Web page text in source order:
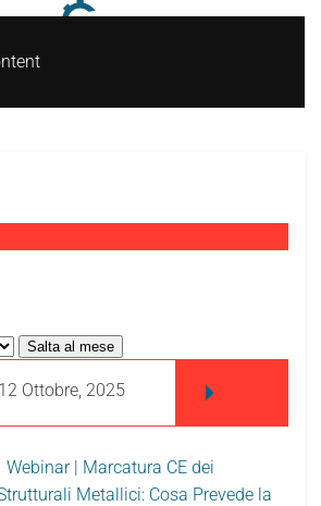
Salta al mese
Ottobre, 2025
Webinar | Marcatura CE dei
Metallici: Cosa Prevede la